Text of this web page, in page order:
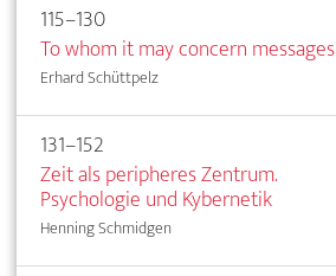
115–130
To whom it may concern messages
Erhard Schüttpelz
131–152
Zeit als peripheres Zentrum.
Psychologie und Kybernetik
Henning Schmidgen